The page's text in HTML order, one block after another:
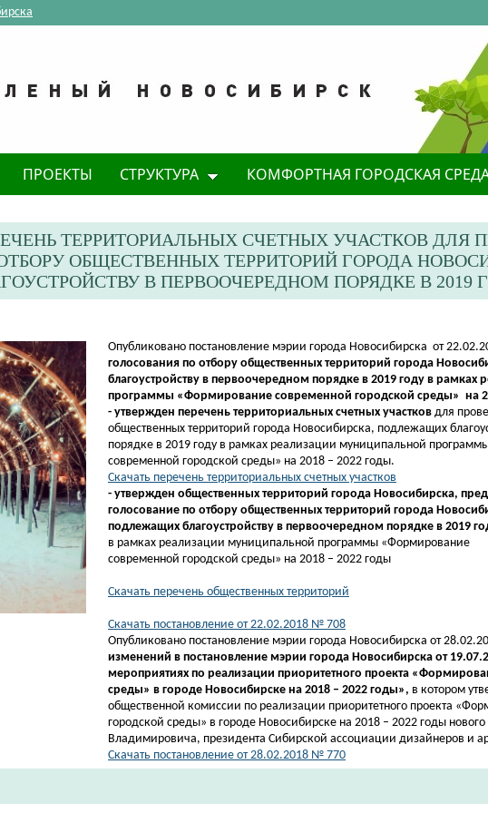
ПРОЕКТЫ СТРУКТУРА КОМФОРТНАЯ ГОРОДСКАЯ
ТЕРРИТОРИАЛЬНЫХ СЧЕТНЫХ УЧАСТКОВ ДЛЯ
ОБЩЕСТВЕННЫХ ТЕРРИТОРИЙ ГОРОДА
В ПЕРВООЧЕРЕДНОМ ПОРЯДКЕ В 2019
​Опубликовано постановление мэрии города Новосибирска от
голосования по отбору общественных территорий города
благоустройству в первоочередном порядке в 2019 году в
программы «Формирование современной городской среды» на
- утвержден перечень территориальных счетных участков для
общественных территорий города Новосибирска, подлежащих
порядке в 2019 году в рамках реализации муниципальной
современной городской среды» на 2018 – 2022 годы.
Скачать перечень территориальных счетных участков
- утвержден общественных территорий города Новосибирска,
голосование по отбору общественных территорий города
подлежащих благоустройству в первоочередном порядке в 2019
в рамках реализации муниципальной программы «Формирование
современной городской среды» на 2018 – 2022 годы
Скачать перечень общественных территорий
Скачать постановление от 22.02.2018 № 708
Опубликовано постановление мэрии города Новосибирска от
изменений в постановление мэрии города Новосибирска от
мероприятиях по реализации приоритетного проекта
среды» в городе Новосибирске на 2018 – 2022 годы», в котором
общественной комиссии по реализации приоритетного проекта
городской среды» в городе Новосибирске на 2018 – 2022 годы нового
Владимировича, президента Сибирской ассоциации дизайнеров и
Скачать постановление от 28.02.2018 № 770